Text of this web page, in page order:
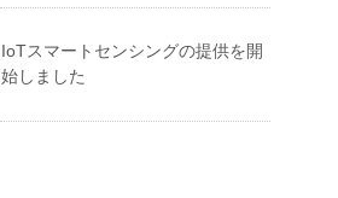
IoTスマートセンシングの提供を開
始しました